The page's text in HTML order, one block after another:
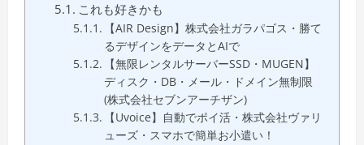
これも好きかも
【AIR Design】株式会社ガラパゴス・勝て
るデザインをデータとAIで
【無限レンタルサーバーSSD・MUGEN】
ディスク・DB・メール・ドメイン無制限
(株式会社セブンアーチザン)
【Uvoice】自動でポイ活・株式会社ヴァリ
ューズ・スマホで簡単お小遣い！